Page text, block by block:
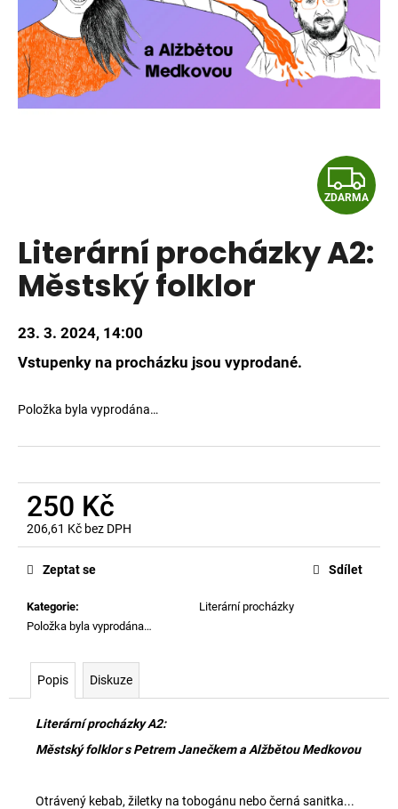
Literární procházky A2:
Městský folklor
23. 3. 2024, 14:00
Vstupenky na procházku jsou vyprodané.
Položka byla vyprodána…
250 Kč
206,61 Kč bez DPH
Měrná
Kategorie:
Literární procházky
Položka byla vyprodána…
Zeptat se Sdílet
Z
D
A
ZDARMA
Popis Diskuze
Literární procházky A2:
Městský folklor sPetrem Janečkem a Alžbětou Medkovou
Otrávený kebab, žiletky na tobogánu nebo černá sanitka...
a
j
í
t
?
D
o
p
o
r
č
u
j
m
e
KNIHLAVA
290